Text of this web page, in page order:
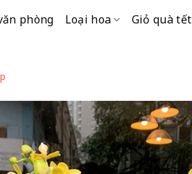
phòng Loại hoa Giỏ quà tết